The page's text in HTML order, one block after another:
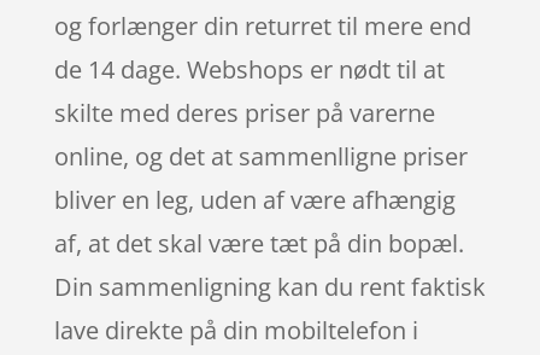
og forlænger din returret til mere end
de 14 dage. Webshops er nødt til at
skilte med deres priser på varerne
online, og det at sammenlligne priser
bliver en leg, uden af være afhængig
af, at det skal være tæt på din bopæl.
Din sammenligning kan du rent faktisk
lave direkte på din mobiltelefon i